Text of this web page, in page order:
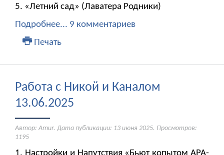
5. «Летний сад» (Лаватера Родники)
Подробнее... 9 комментариев
Печать
Работа с Никой и Каналом
13.06.2025
Автор: Amur. Дата публикации: 13 июня 2025. Просмотров:
1195